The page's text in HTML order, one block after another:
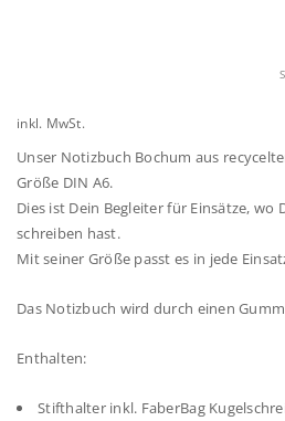
inkl. MwSt.
Unser Notizbuch Bochum aus
Größe DIN A6.
Dies ist Dein Begleiter für Einsätze, wo
schreiben hast.
Mit seiner Größe passt es in jede
Das Notizbuch wird durch einen
Enthalten:
Stifthalter inkl. FaberBag